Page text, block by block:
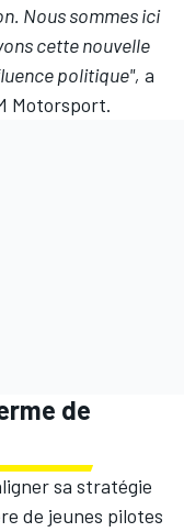
Nous sommes ici
cette nouvelle
politique", a
Motorsport.
de
sa stratégie
de jeunes pilotes